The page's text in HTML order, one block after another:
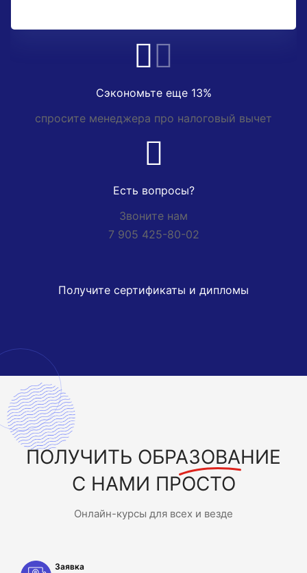
Сэкономьте еще 13%
спросите менеджера про налоговый вычет
Есть вопросы?
Звоните нам
7 905 425-80-02
Получите сертификаты и дипломы
ПОЛУЧИТЬ ОБРАЗОВАНИЕ
С НАМИ ПРОСТО
Онлайн-курсы для всех и везде
Заявка